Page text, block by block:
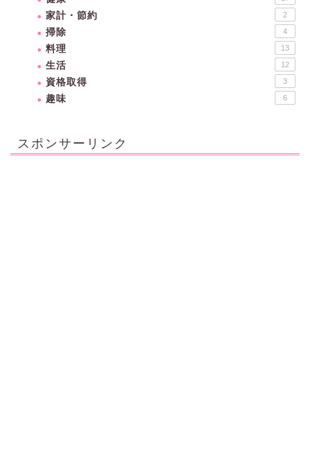
家計・節約 2
掃除 4
料理 13
生活 12
資格取得 3
趣味 6
スポンサーリンク